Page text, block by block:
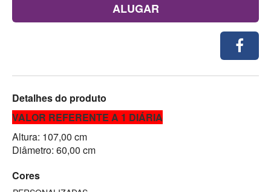
ALUGAR
Detalhes do produto
VALOR REFERENTE A 1 DIÁRIA
Altura: 107,00 cm
Diâmetro: 60,00 cm
Cores